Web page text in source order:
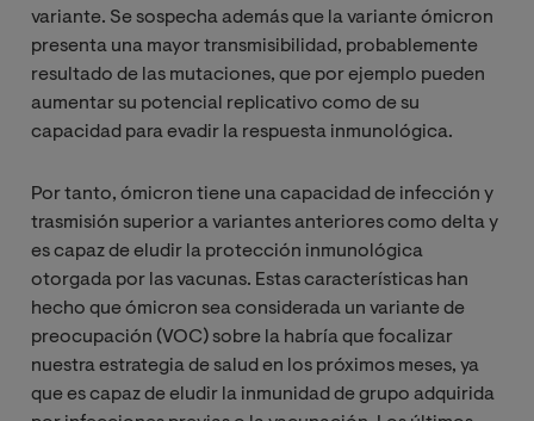
variante. Se sospecha además que la variante ómicron
presenta una mayor transmisibilidad, probablemente
resultado de las mutaciones, que por ejemplo pueden
aumentar su potencial replicativo como de su
capacidad para evadir la respuesta inmunológica.
Por tanto, ómicron tiene una capacidad de infección y
trasmisión superior a variantes anteriores como delta y
es capaz de eludir la protección inmunológica
otorgada por las vacunas. Estas características han
hecho que ómicron sea considerada un variante de
preocupación (VOC) sobre la habría que focalizar
nuestra estrategia de salud en los próximos meses, ya
que es capaz de eludir la inmunidad de grupo adquirida